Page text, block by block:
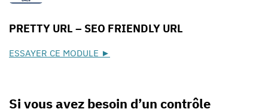
PRETTY URL – SEO FRIENDLY URL
ESSAYER CE MODULE ►
Si vous avez besoin d’un contrôle